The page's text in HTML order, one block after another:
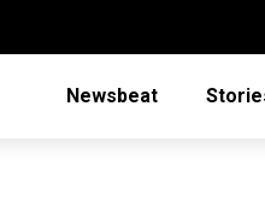
Newsbeat